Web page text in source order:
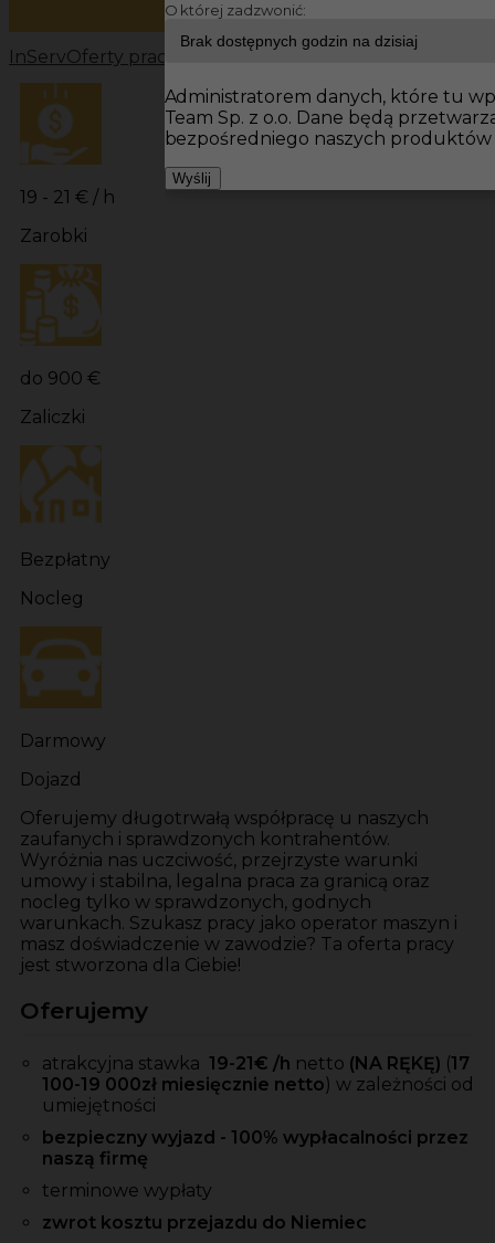
InServOferty pracy Prace budowlane Niemcy
19 - 21 € / h
Zarobki
do 900 €
Zaliczki
Bezpłatny
Nocleg
Darmowy
Dojazd
Oferujemy długotrwałą współpracę u naszych
zaufanych i sprawdzonych kontrahentów.
Wyróżnia nas uczciwość, przejrzyste warunki
umowy i stabilna, legalna praca za granicą oraz
nocleg tylko w sprawdzonych, godnych
warunkach. Szukasz pracy jako operator maszyn i
masz doświadczenie w zawodzie? Ta oferta pracy
jest stworzona dla Ciebie!
Oferujemy
atrakcyjna stawka 19-21 € /h netto (NA RĘKĘ) (17
100-19 000zł miesięcznie netto) w zależności od
umiejętności
bezpieczny wyjazd - 100% wypłacalności przez
naszą firmę
terminowe wypłaty
zwrot kosztu przejazdu do Niemiec
O której zadzwonić:
Administratorem danych, które tu
Team Sp. z o.o. Dane będą
bezpośredniego naszych produktów
Wyślij